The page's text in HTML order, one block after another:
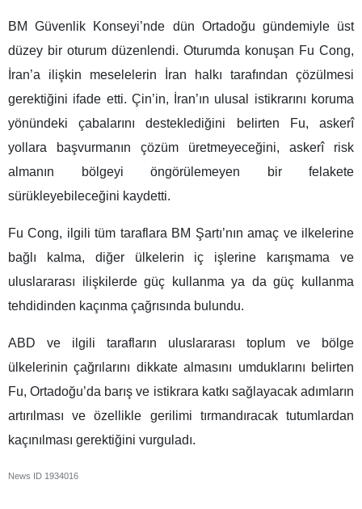
BM Güvenlik Konseyi’nde dün Ortadoğu gündemiyle üst
düzey bir oturum düzenlendi. Oturumda konuşan Fu Cong,
İran’a ilişkin meselelerin İran halkı tarafından çözülmesi
gerektiğini ifade etti. Çin’in, İran’ın ulusal istikrarını koruma
yönündeki çabalarını desteklediğini belirten Fu, askerî
yollara başvurmanın çözüm üretmeyeceğini, askerî risk
almanın bölgeyi öngörülemeyen bir felakete
sürükleyebileceğini kaydetti.
Fu Cong, ilgili tüm taraflara BM Şartı’nın amaç ve ilkelerine
bağlı kalma, diğer ülkelerin iç işlerine karışmama ve
uluslararası ilişkilerde güç kullanma ya da güç kullanma
tehdidinden kaçınma çağrısında bulundu.
ABD ve ilgili tarafların uluslararası toplum ve bölge
ülkelerinin çağrılarını dikkate almasını umduklarını belirten
Fu, Ortadoğu’da barış ve istikrara katkı sağlayacak adımların
artırılması ve özellikle gerilimi tırmandıracak tutumlardan
kaçınılması gerektiğini vurguladı.
News ID 1934016